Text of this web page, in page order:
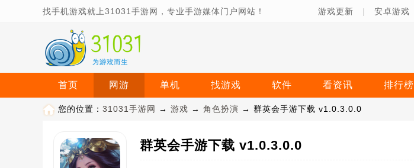
找手机游戏就上31031手游网，专业手游媒体门户网站！ 游戏更新 | 安卓游戏
首页 网游 单机 找游戏 软件 看资讯 排行榜
您的位置： 31031手游网 → 游戏 → 角色扮演 → 群英会手游下载 v1.0.3.0.0
群英会手游下载 v1.0.3.0.0